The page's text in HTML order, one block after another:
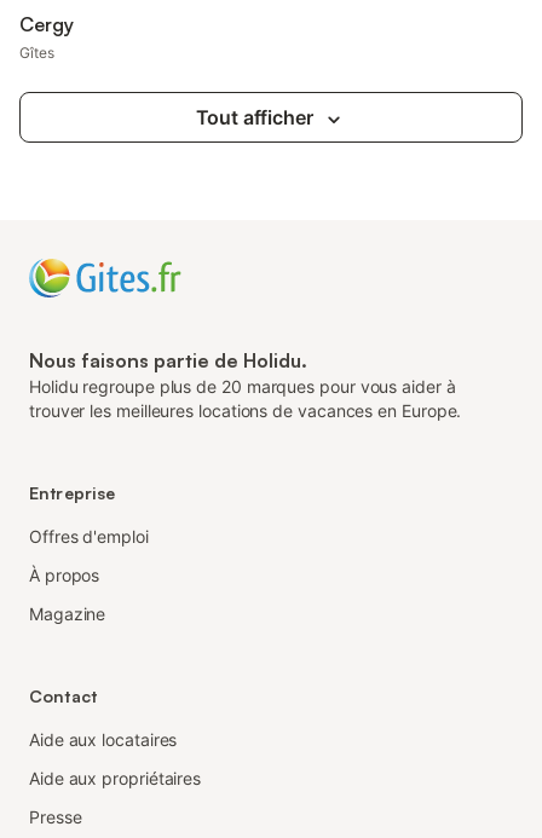
Cergy
Gîtes
Tout afficher
Nous faisons partie de Holidu.
Holidu regroupe plus de 20 marques pour vous aider à
trouver les meilleures locations de vacances en Europe.
Entreprise
Offres d'emploi
À propos
Magazine
Contact
Aide aux locataires
Aide aux propriétaires
Presse